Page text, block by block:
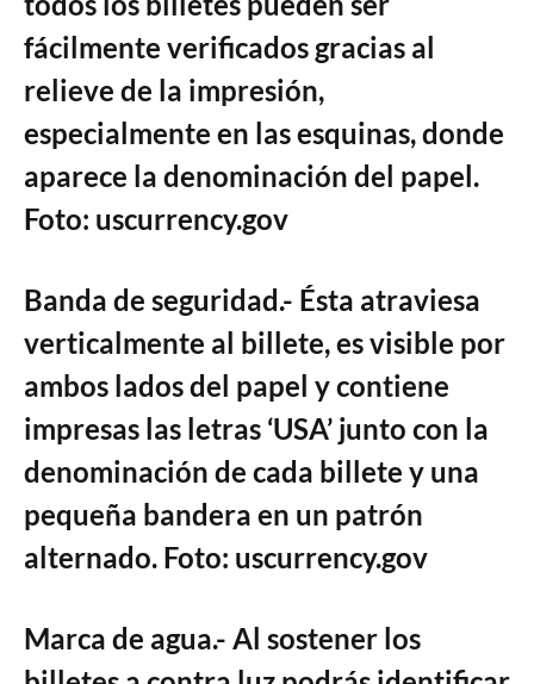
fácilmente verificados gracias al
relieve de la impresión,
especialmente en las esquinas, donde
aparece la denominación del papel.
Foto: uscurrency.gov
Banda de seguridad.- Ésta atraviesa
verticalmente al billete, es visible por
ambos lados del papel y contiene
impresas las letras ‘USA’ junto con la
denominación de cada billete y una
pequeña bandera en un patrón
alternado. Foto: uscurrency.gov
Marca de agua.- Al sostener los